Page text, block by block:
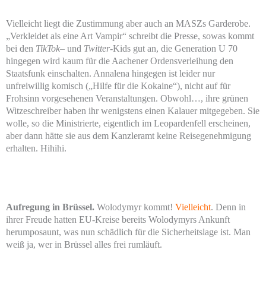
Vielleicht liegt die Zustimmung aber auch an MASZs Garderobe.
„Verkleidet als eine Art Vampir“ schreibt die Presse, sowas kommt
bei den TikTok– und Twitter-Kids gut an, die Generation U 70
hingegen wird kaum für die Aachener Ordensverleihung den
Staatsfunk einschalten. Annalena hingegen ist leider nur
unfreiwillig komisch („Hilfe für die Kokaine“), nicht auf für
Frohsinn vorgesehenen Veranstaltungen. Obwohl…, ihre grünen
Witzeschreiber haben ihr wenigstens einen Kalauer mitgegeben. Sie
wolle, so die Ministrierte, eigentlich im Leopardenfell erscheinen,
aber dann hätte sie aus dem Kanzleramt keine Reisegenehmigung
erhalten. Hihihi.
Aufregung in Brüssel. Wolodymyr kommt! Vielleicht. Denn in
ihrer Freude hatten EU-Kreise bereits Wolodymyrs Ankunft
herumposaunt, was nun schädlich für die Sicherheitslage ist. Man
weiß ja, wer in Brüssel alles frei rumläuft.